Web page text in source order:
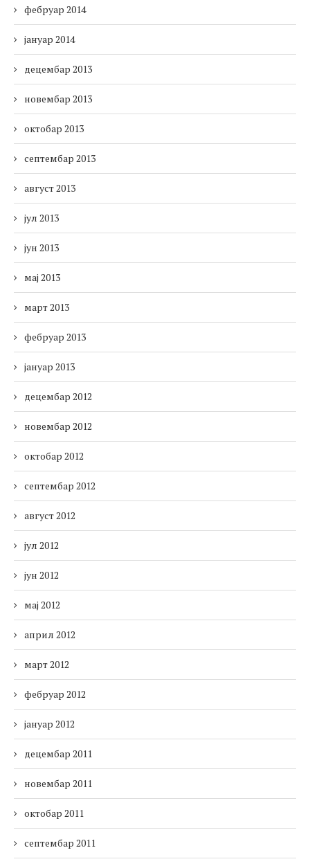
фебруар 2014
јануар 2014
децембар 2013
новембар 2013
октобар 2013
септембар 2013
август 2013
јул 2013
јун 2013
мај 2013
март 2013
фебруар 2013
јануар 2013
децембар 2012
новембар 2012
октобар 2012
септембар 2012
август 2012
јул 2012
јун 2012
мај 2012
април 2012
март 2012
фебруар 2012
јануар 2012
децембар 2011
новембар 2011
октобар 2011
септембар 2011